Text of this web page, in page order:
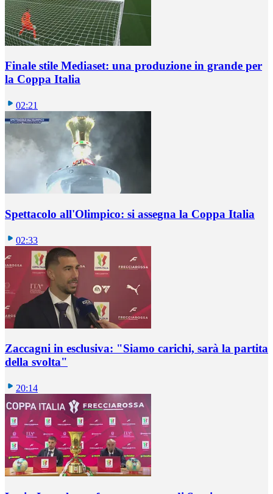
Finale stile Mediaset: una produzione in grande per
la Coppa Italia
02:21
Spettacolo all'Olimpico: si assegna la Coppa Italia
02:33
Zaccagni in esclusiva: "Siamo carichi, sarà la partita
della svolta"
20:14